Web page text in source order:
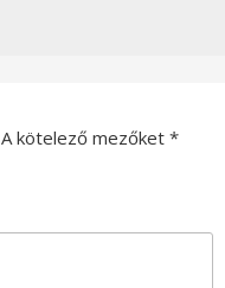
A kötelező mezőket *